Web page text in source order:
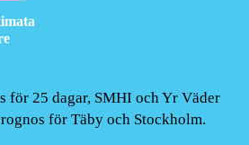
för 25 dagar, SMHI och Yr Väder
för Täby och Stockholm.